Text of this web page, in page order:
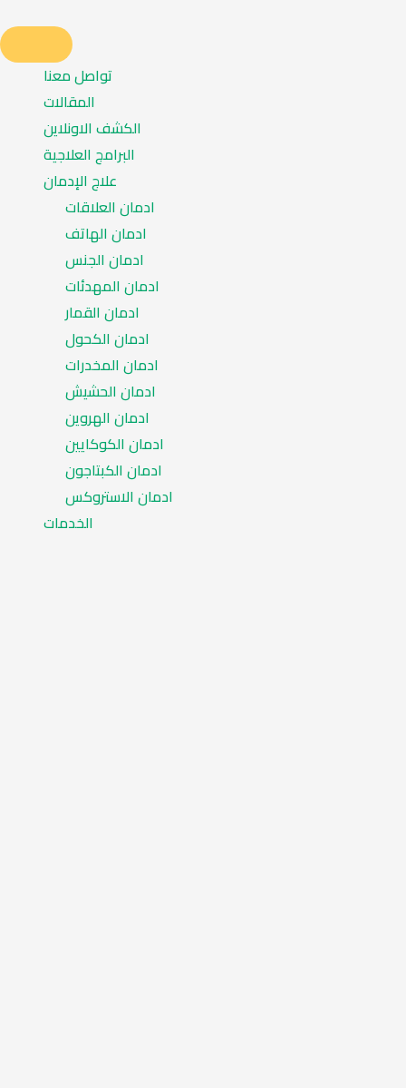
تواصل معنا
المقالات
الكشف الاونلاين
البرامج العلاجية
علاج الإدمان
ادمان العلاقات
ادمان الهاتف
ادمان الجنس
ادمان المهدئات
ادمان القمار
ادمان الكحول
ادمان المخدرات
ادمان الحشيش
ادمان الهروين
ادمان الكوكايين
ادمان الكبتاجون
ادمان الاستروكس
الخدمات